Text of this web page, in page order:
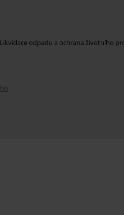
Likvidace odpadu a ochrana životního